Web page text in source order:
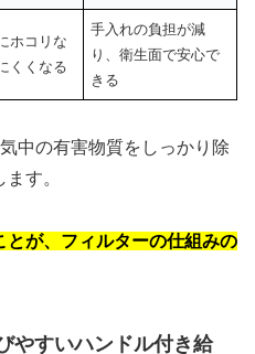
ホコリな
くくなる
手入れの負担が減
り、衛生面で安心で
きる
中の有害物質をしっかり除
す。
が、フィルターの仕組みの
やすいハンドル付き給